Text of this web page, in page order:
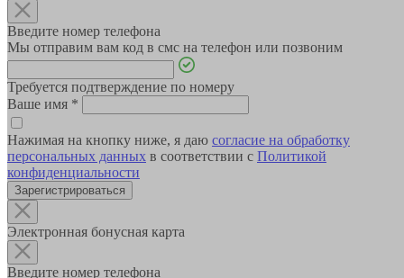
Введите номер телефона
Мы отправим вам код в смс на телефон или позвоним
Требуется подтверждение по номеру
Ваше имя *
Нажимая на кнопку ниже, я даю согласие на обработку
персональных данных в соответствии с Политикой
конфиденциальности
Зарегистрироваться
Электронная бонусная карта
Введите номер телефона